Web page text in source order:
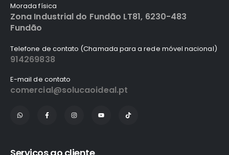
Morada física
Zona Industrial do Fundão LT81, 6230-483
Fundão
Telefone de contato (Chamada para a rede móvel nacional)
914269838
E-mail de contato
comercial@solucaoideal.pt